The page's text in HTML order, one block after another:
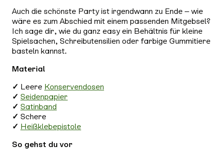
Auch die schönste Party ist irgendwann zu Ende – wie
wäre es zum Abschied mit einem passenden Mitgebsel?
Ich sage dir, wie du ganz easy ein Behältnis für kleine
Spielsachen, Schreibutensilien oder farbige Gummitiere
basteln kannst.
Material
✓ Leere Konservendosen
✓ Seidenpapier
✓ Satinband
✓ Schere
✓ Heißklebepistole
So gehst du vor